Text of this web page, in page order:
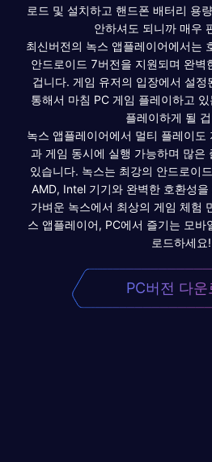
로드 및 설치하고 핸드폰 배터리 용
안하셔도 되니까 매우
최신버전의 녹스 앱플레이어에서는
안드로이드 7버전을 지원되며 완벽
겁니다. 게임 유저의 입장에서 설정
통해서 마침 PC 게임 플레이하고
플레이하게 될
녹스 앱플레이어에서 멀티 플레이도
과 게임 동시에 실행 가능하며 많은
있습니다. 녹스는 최강의 안드로이
AMD, Intel 기기와 완벽한 호환성
가벼운 녹스에서 최상의 게임 체험
스 앱플레이어, PC에서 즐기는 모바
로드하세요!
PC버전 다운